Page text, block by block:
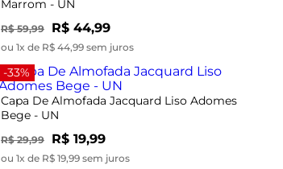
Marrom - UN
R$ 59,99 R$ 44,99
ou 1x de R$ 44,99 sem juros
-33%
Capa De Almofada Jacquard Liso Adomes
Bege - UN
R$ 29,99 R$ 19,99
ou 1x de R$ 19,99 sem juros